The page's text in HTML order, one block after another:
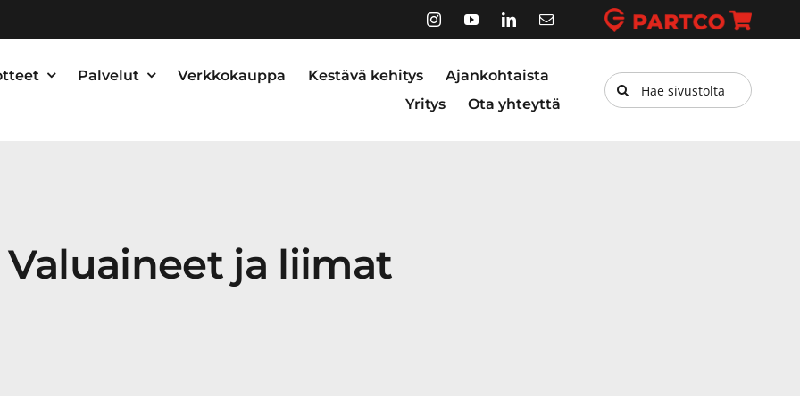
Palvelut Verkkokauppa Kestävä kehitys
Ajankohtaista
Yritys
Ota yhteyttä
Etsi
...
Valuaineet ja liimat